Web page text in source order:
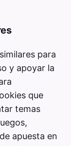
para
y apoyar la
que
temas
apuesta en